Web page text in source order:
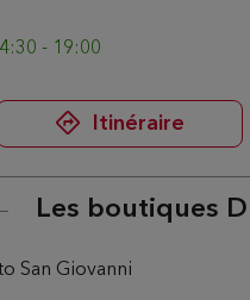
- 19:00
Itinéraire
Les boutiques
San Giovanni